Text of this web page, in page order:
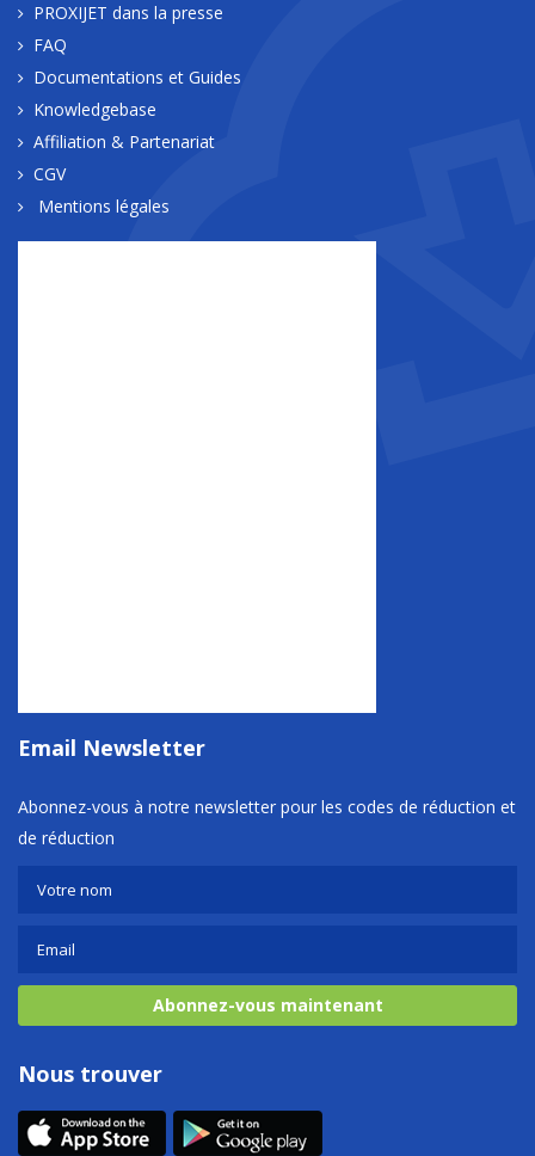
PROXIJET dans la presse
FAQ
Documentations et Guides
Knowledgebase
Affiliation & Partenariat
CGV
Mentions légales
Email Newsletter
Abonnez-vous à notre newsletter pour les codes de réduction et
de réduction
Abonnez-vous maintenant
Nous trouver